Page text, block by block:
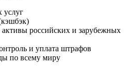
услуг
активы российских и зарубежных
и уплата штрафов
по всему миру